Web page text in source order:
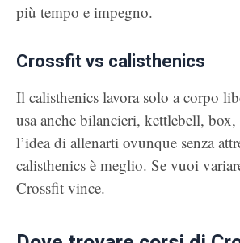
più tempo e impegno.
Crossfit vs calisthenics
Il calisthenics lavora solo a corpo
usa anche bilancieri, kettlebell,
l’idea di allenarti ovunque senza
calisthenics è meglio. Se vuoi
Crossfit vince.